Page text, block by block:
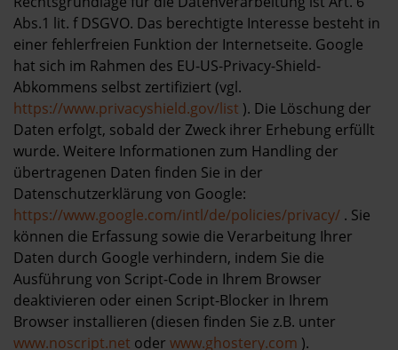
Abs.1 lit. f DSGVO. Das berechtigte Interesse besteht in
einer fehlerfreien Funktion der Internetseite. Google
hat sich im Rahmen des EU-US-Privacy-Shield-
Abkommens selbst zertifiziert (vgl.
https://www.privacyshield.gov/list ). Die Löschung der
Daten erfolgt, sobald der Zweck ihrer Erhebung erfüllt
wurde. Weitere Informationen zum Handling der
übertragenen Daten finden Sie in der
Datenschutzerklärung von Google:
https://www.google.com/intl/de/policies/privacy/ . Sie
können die Erfassung sowie die Verarbeitung Ihrer
Daten durch Google verhindern, indem Sie die
Ausführung von Script-Code in Ihrem Browser
deaktivieren oder einen Script-Blocker in Ihrem
Browser installieren (diesen finden Sie z.B. unter
www.noscript.net oder www.ghostery.com ).